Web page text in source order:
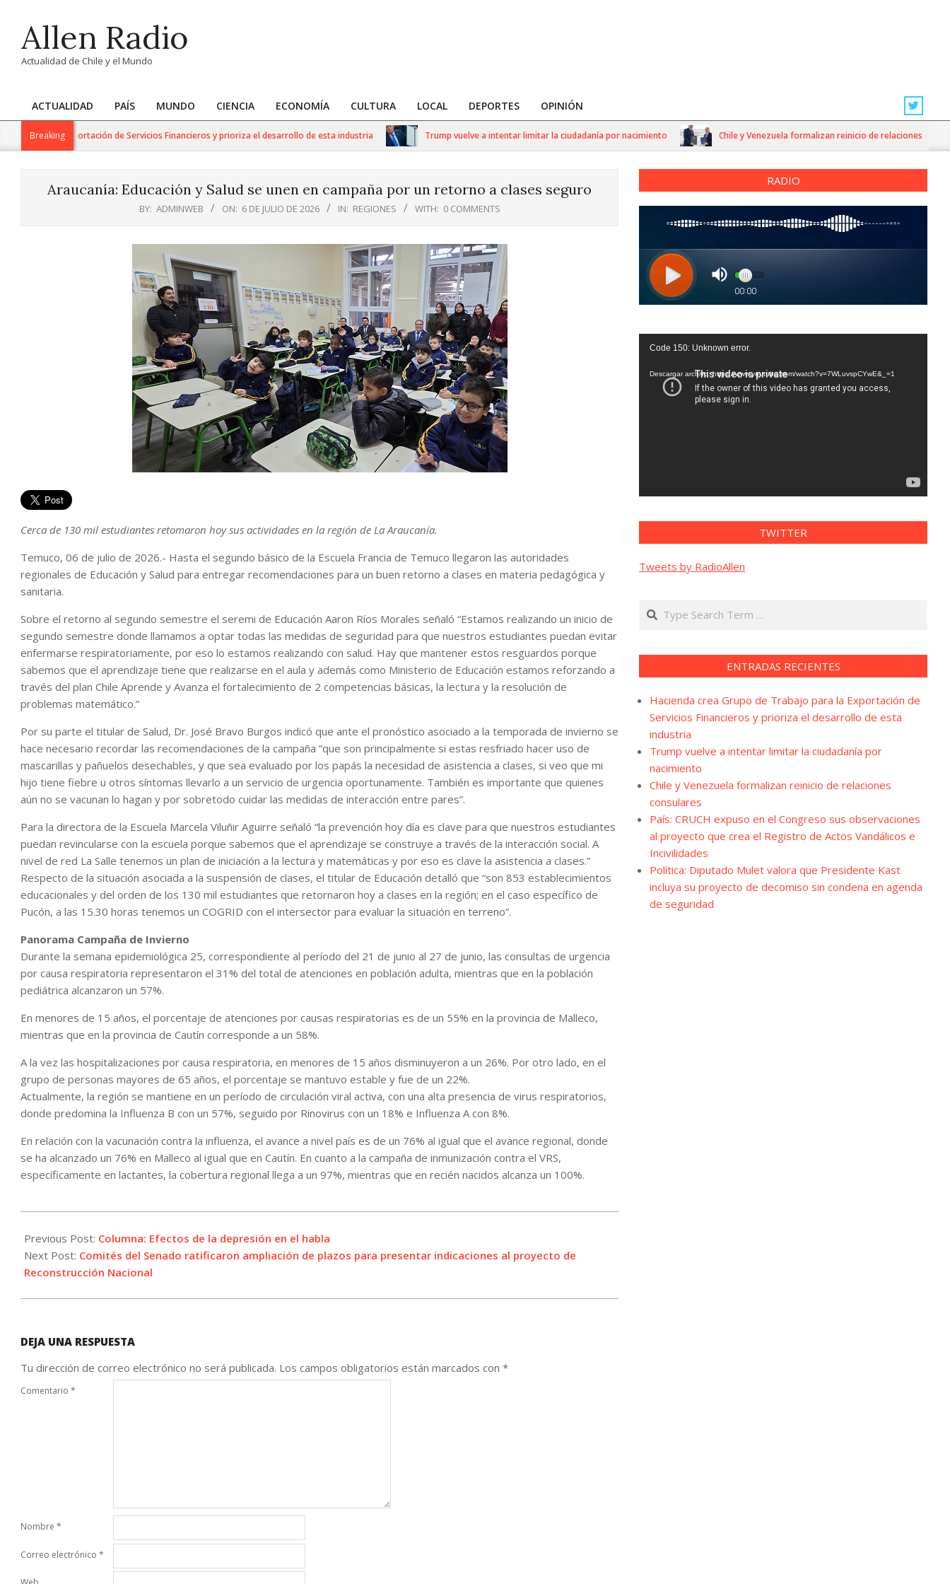
contentAllen Radio
Actualidad de Chile y el Mundo
Primary
Navigation
ACTUALIDAD PAÍS MUNDO CIENCIA ECONOMÍA CULTURA LOCAL DEPORTES OPINIÓN
Breaking
para la Exportación de Servicios Financieros y prioriza el desarrollo de esta industria Trump vuelve a intentar limitar la ciudadanía por nacimiento Chile y Venezuela formalizan reinicio de relaciones consulares
Araucanía: Educación y Salud se unen en campaña por un retorno a clases seguro
BY: ADMINWEB ON: 6 DE JULIO DE 2026 IN: REGIONES WITH: 0 COMMENTS
Cerca de 130 mil estudiantes retomaron hoy sus actividades en la región de La Araucanía.
Temuco, 06 de julio de 2026.- Hasta el segundo básico de la Escuela Francia de Temuco llegaron las autoridades
regionales de Educación y Salud para entregar recomendaciones para un buen retorno a clases en materia pedagógica y
sanitaria.
Sobre el retorno al segundo semestre el seremi de Educación Aaron Ríos Morales señaló “Estamos realizando un inicio de
segundo semestre donde llamamos a optar todas las medidas de seguridad para que nuestros estudiantes puedan evitar
enfermarse respiratoriamente, por eso lo estamos realizando con salud. Hay que mantener estos resguardos porque
sabemos que el aprendizaje tiene que realizarse en el aula y además como Ministerio de Educación estamos reforzando a
través del plan Chile Aprende y Avanza el fortalecimiento de 2 competencias básicas, la lectura y la resolución de
problemas matemático.”
Por su parte el titular de Salud, Dr. José Bravo Burgos indicó que ante el pronóstico asociado a la temporada de invierno se
hace necesario recordar las recomendaciones de la campaña “que son principalmente si estas resfriado hacer uso de
mascarillas y pañuelos desechables, y que sea evaluado por los papás la necesidad de asistencia a clases, si veo que mi
hijo tiene fiebre u otros síntomas llevarlo a un servicio de urgencia oportunamente. También es importante que quienes
aún no se vacunan lo hagan y por sobretodo cuidar las medidas de interacción entre pares”.
Para la directora de la Escuela Marcela Viluñir Aguirre señaló “la prevención hoy día es clave para que nuestros estudiantes
puedan revincularse con la escuela porque sabemos que el aprendizaje se construye a través de la interacción social. A
nivel de red La Salle tenemos un plan de iniciación a la lectura y matemáticas y por eso es clave la asistencia a clases.”
Respecto de la situación asociada a la suspensión de clases, el titular de Educación detalló que “son 853 establecimientos
educacionales y del orden de los 130 mil estudiantes que retornaron hoy a clases en la región; en el caso específico de
Pucón, a las 15.30 horas tenemos un COGRID con el intersector para evaluar la situación en terreno”.
Panorama Campaña de Invierno
Durante la semana epidemiológica 25, correspondiente al período del 21 de junio al 27 de junio, las consultas de urgencia
por causa respiratoria representaron el 31% del total de atenciones en población adulta, mientras que en la población
pediátrica alcanzaron un 57%.
En menores de 15 años, el porcentaje de atenciones por causas respiratorias es de un 55% en la provincia de Malleco,
mientras que en la provincia de Cautín corresponde a un 58%.
A la vez las hospitalizaciones por causa respiratoria, en menores de 15 años disminuyeron a un 26%. Por otro lado, en el
grupo de personas mayores de 65 años, el porcentaje se mantuvo estable y fue de un 22%.
Actualmente, la región se mantiene en un período de circulación viral activa, con una alta presencia de virus respiratorios,
donde predomina la Influenza B con un 57%, seguido por Rinovirus con un 18% e Influenza A con 8%.
En relación con la vacunación contra la influenza, el avance a nivel país es de un 76% al igual que el avance regional, donde
se ha alcanzado un 76% en Malleco al igual que en Cautín. En cuanto a la campaña de inmunización contra el VRS,
específicamente en lactantes, la cobertura regional llega a un 97%, mientras que en recién nacidos alcanza un 100%.
07-
06
Previous Post: Columna: Efectos de la depresión en el habla
Next Post: Comités del Senado ratificaron ampliación de plazos para presentar indicaciones al proyecto de
Reconstrucción Nacional
DEJA UNA RESPUESTA
Tu dirección de correo electrónico no será publicada. Los campos obligatorios están marcados con *
Comentario *
Nombre *
Correo electrónico *
RADIO
Reproductor
vídeo
Code 150: Unknown error.
Descargar archivo: https://www.youtube.com/watch?v=7WLuvspCYwE&_=1
TWITTER
Tweets by RadioAllen
Search
ENTRADAS RECIENTES
Hacienda crea Grupo de Trabajo para la Exportación de
Servicios Financieros y prioriza el desarrollo de esta
industria
Trump vuelve a intentar limitar la ciudadanía por
nacimiento
Chile y Venezuela formalizan reinicio de relaciones
consulares
País: CRUCH expuso en el Congreso sus observaciones
al proyecto que crea el Registro de Actos Vandálicos e
Incivilidades
Política: Diputado Mulet valora que Presidente Kast
incluya su proyecto de decomiso sin condena en agenda
de seguridad